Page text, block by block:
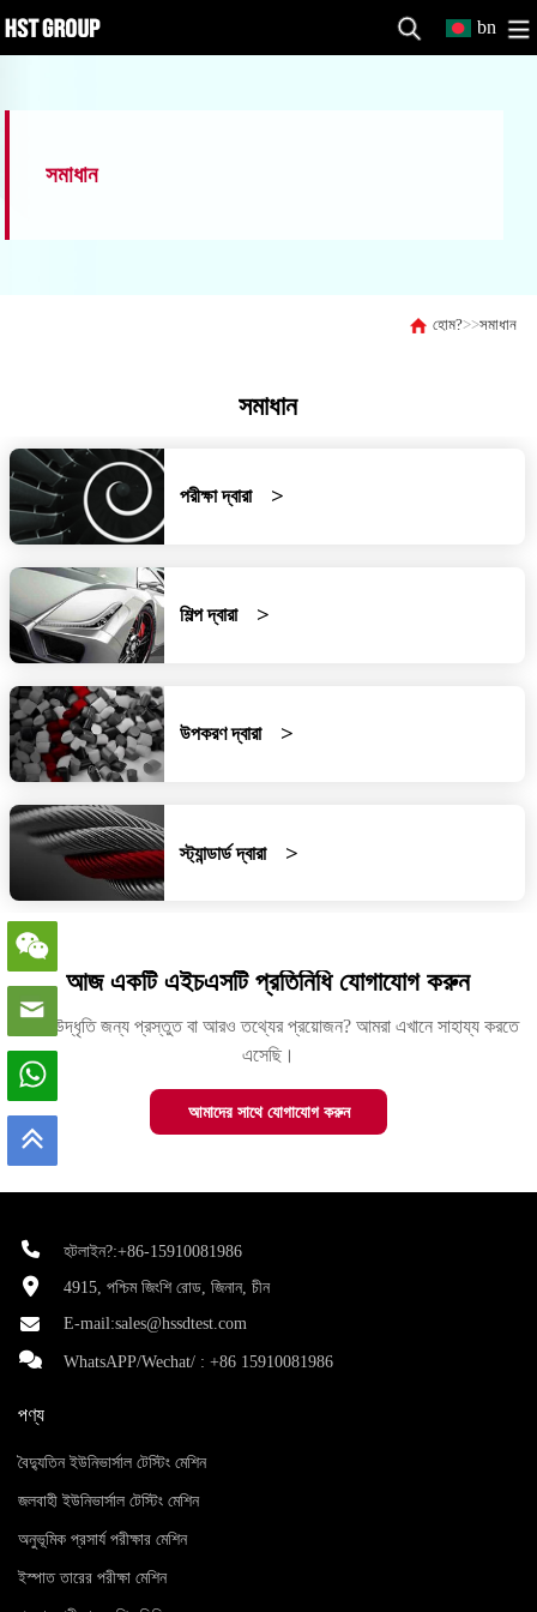
bn
সমাধান
হোম?>>সমাধান
সমাধান
পরীক্ষা দ্বারা
শিল্প দ্বারা
উপকরণ দ্বারা
স্ট্যান্ডার্ড দ্বারা
আজ একটি এইচএসটি প্রতিনিধি যোগাযোগ করুন
একটি উদ্ধৃতি জন্য প্রস্তুত বা আরও তথ্যের প্রয়োজন? আমরা এখানে সাহায্য করতে
এসেছি।
আমাদের সাথে যোগাযোগ করুন
হটলাইন?:+86-15910081986
4915, পশ্চিম জিংশি রোড, জিনান, চীন
E-mail:sales@hssdtest.com
WhatsAPP/Wechat/ : +86 15910081986
পণ্য
বৈদ্যুতিন ইউনিভার্সাল টেস্টিং মেশিন
জলবাহী ইউনিভার্সাল টেস্টিং মেশিন
অনুভূমিক প্রসার্য পরীক্ষার মেশিন
ইস্পাত তারের পরীক্ষা মেশিন